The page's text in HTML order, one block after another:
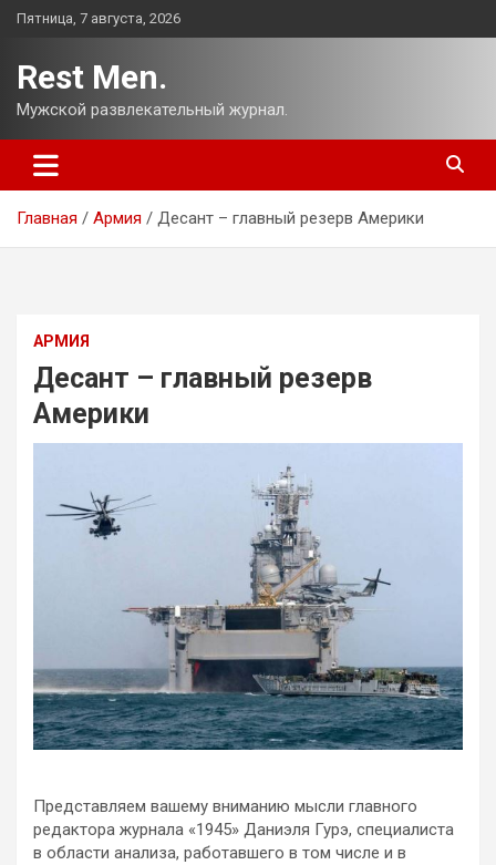
Перейти
Пятница, 7 августа, 2026
Rest Men.
Мужской развлекательный журнал.
Главная Армия Десант – главный резерв Америки
АРМИЯ
Десант – главный резерв
Америки
Представляем вашему вниманию мысли главного
редактора журнала «1945» Даниэля Гурэ, специалиста
в области анализа, работавшего в том числе и в